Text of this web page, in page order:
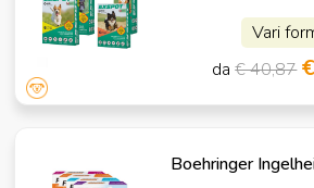
Vari
da€ 40,87
Boehringer